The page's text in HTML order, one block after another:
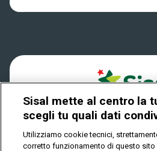
Play Your Date
Privacy
Sisal mette al centro la
scegli tu quali dati
Utilizziamo cookie tecnici,
corretto funzionamento di questo sito